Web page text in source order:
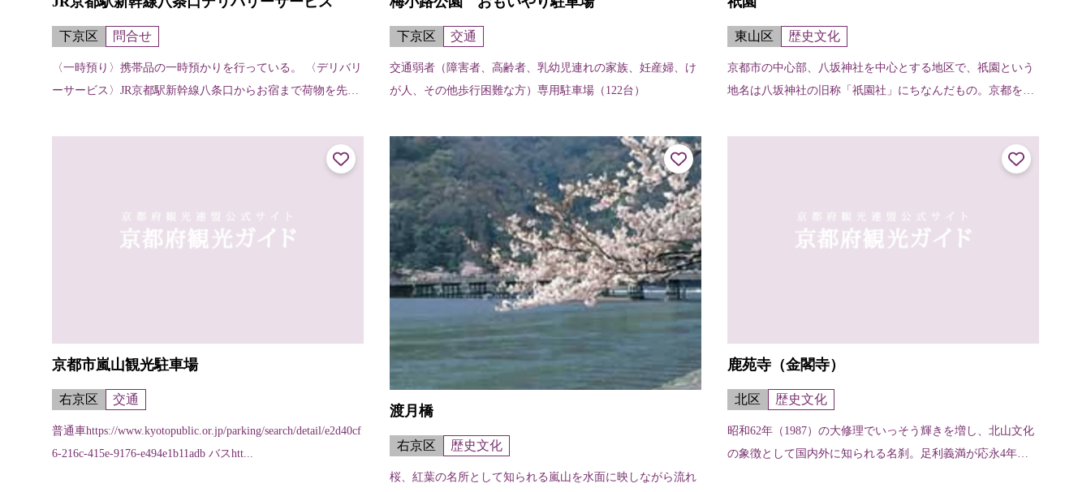
下京区 問合せ
〈一時預り〉携帯品の一時預かりを行っている。 〈デリバリ
ーサービス〉JR京都駅新幹線八条口からお宿まで荷物を先に
能）【申し込み・受け取りの方法...
下京区 交通
交通弱者（障害者、高齢者、乳幼児連れの家族、妊産婦、け
が人、その他歩行困難な方）専用駐車場（122台）
東山区 歴史文化
京都市の中心部、八坂神社を中心とする地区で、祇園という
地名は八坂神社の旧称「祇園社」にちなんだもの。京都を代
川南通・新橋通から南は団栗通まで...
京都市嵐山観光駐車場
右京区 交通
普通車https://www.kyotopublic.or.jp/parking/search/detail/e2d40cf
6-216c-415e-9176-e494e1b11adb バスhtt...
渡月橋
右京区 歴史文化
桜、紅葉の名所として知られる嵐山を水面に映しながら流れ
鹿苑寺（金閣寺）
北区 歴史文化
昭和62年（1987）の大修理でいっそう輝きを増し、北山文化
の象徴として国内外に知られる名刹。足利義満が応永4年（1